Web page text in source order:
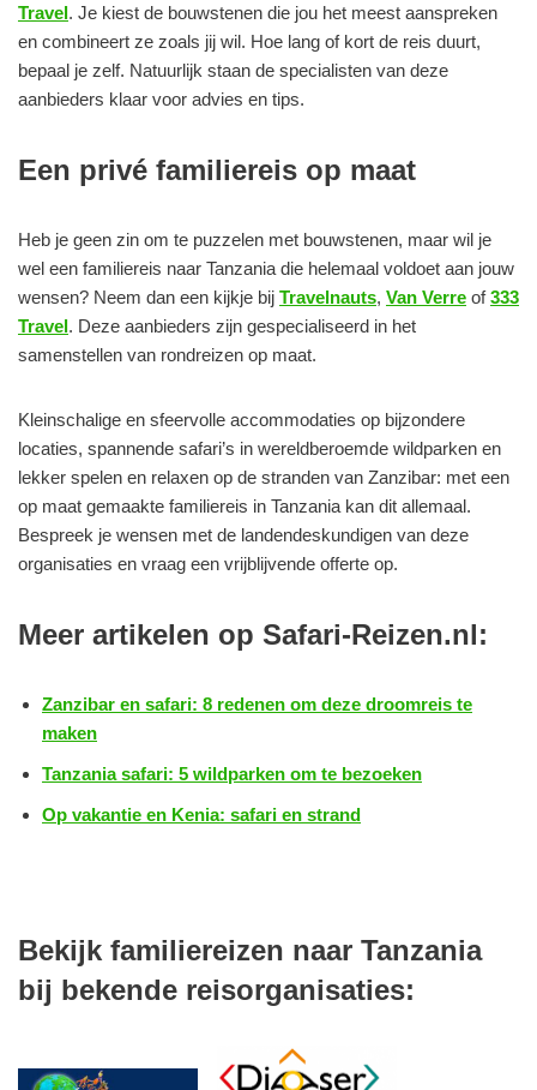
Travel. Je kiest de bouwstenen die jou het meest aanspreken
en combineert ze zoals jij wil. Hoe lang of kort de reis duurt,
bepaal je zelf. Natuurlijk staan de specialisten van deze
aanbieders klaar voor advies en tips.
Een privé familiereis op maat
Heb je geen zin om te puzzelen met bouwstenen, maar wil je
wel een familiereis naar Tanzania die helemaal voldoet aan jouw
wensen? Neem dan een kijkje bij Travelnauts, Van Verre of333
Travel. Deze aanbieders zijn gespecialiseerd in het
samenstellen van rondreizen op maat.
Kleinschalige en sfeervolle accommodaties op bijzondere
locaties, spannende safari’s in wereldberoemde wildparken en
lekker spelen en relaxen op de stranden van Zanzibar: met een
op maat gemaakte familiereis in Tanzania kan dit allemaal.
Bespreek je wensen met de landendeskundigen van deze
organisaties en vraag een vrijblijvende offerte op.
Meer artikelen op Safari-Reizen.nl:
Zanzibar en safari: 8 redenen om deze droomreis te
maken
Tanzania safari: 5 wildparken om te bezoeken
Op vakantie en Kenia: safari en strand
Bekijk familiereizen naar Tanzania
bij bekende reisorganisaties: